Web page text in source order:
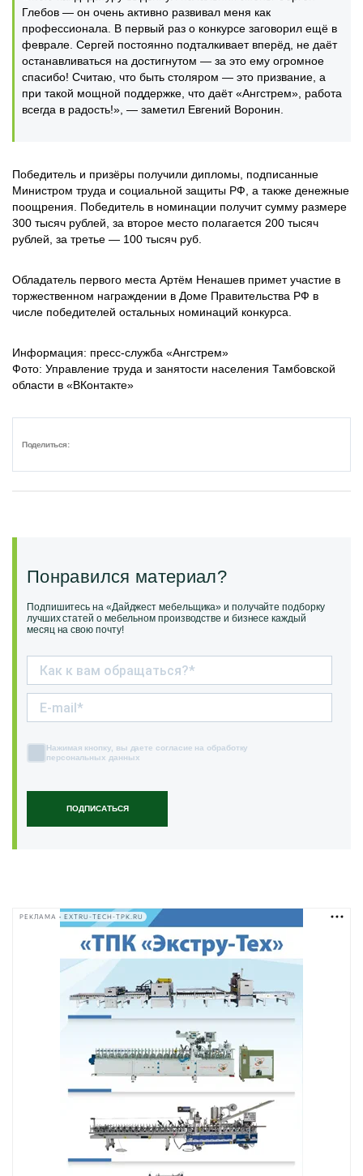
Глебов ― он очень активно развивал меня как
профессионала. В первый раз о конкурсе заговорил ещё в
феврале. Сергей постоянно подталкивает вперёд, не даёт
останавливаться на достигнутом ― за это ему огромное
спасибо! Считаю, что быть столяром ― это призвание, а
при такой мощной поддержке, что даёт «Ангстрем», работа
всегда в радость!», — заметил Евгений Воронин.
Победитель и призёры получили дипломы, подписанные
Министром труда и социальной защиты РФ, а также денежные
поощрения. Победитель в номинации получит сумму размере
300 тысяч рублей, за второе место полагается 200 тысяч
рублей, за третье — 100 тысяч руб.
Обладатель первого места Артём Ненашев примет участие в
торжественном награждении в Доме Правительства РФ в
числе победителей остальных номинаций конкурса.
Информация: пресс-служба «Ангстрем»
Фото: Управление труда и занятости населения Тамбовской
области в «ВКонтакте»
Поделиться:
Понравился материал?
Подпишитесь на «Дайджест мебельщика» и получайте подборку
лучших статей о мебельном производстве и бизнесе каждый
месяц на свою почту!
ПОДПИСАТЬСЯ
Нажимая кнопку, вы даете согласие на обработку
персональных данных
РЕКЛАМА • EXTRU-TECH-TPK.RU